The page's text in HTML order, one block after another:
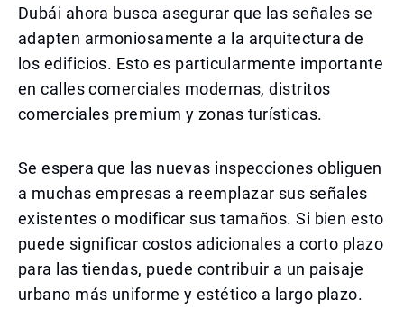
Dubái ahora busca asegurar que las señales se
adapten armoniosamente a la arquitectura de
los edificios. Esto es particularmente importante
en calles comerciales modernas, distritos
comerciales premium y zonas turísticas.
Se espera que las nuevas inspecciones obliguen
a muchas empresas a reemplazar sus señales
existentes o modificar sus tamaños. Si bien esto
puede significar costos adicionales a corto plazo
para las tiendas, puede contribuir a un paisaje
urbano más uniforme y estético a largo plazo.